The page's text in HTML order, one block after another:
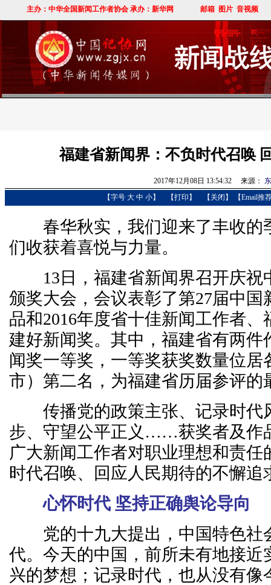
福建省新闻界：不负时代召唤
2017年12月08日 13:54:32 来源：
【字号 大 中 小】 【打印 】 【 关闭 】 【Email推
春华秋实，我们迎来了丰收的
们收获着喜悦与力量。
13日，福建省新闻界召开庆祝
颁奖大会，会议表彰了第27届中国
品和2016年度省十佳新闻工作者
建好新闻奖。其中，福建省有两件
闻奖一等奖，一等奖获奖数量位居
市）第二名，为福建省历届参评的
传播党的政策主张、记录时代
步、守望公平正义……获奖者及作
广大新闻工作者对职业理想和责任
时代召唤、回应人民期待的不懈追
心怀时代 坚持正确舆论导向
党的十九大提出，中国特色社
代。今天的中国，前所未有地接近
兴的梦想；记录时代，也从没有像